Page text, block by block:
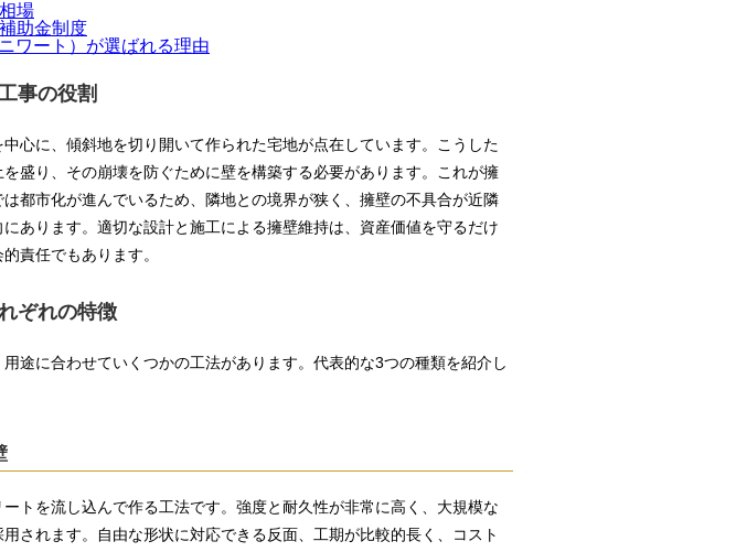
場
助金制度
ワート）が選ばれる理由
事の役割
心に、傾斜地を切り開いて作られた宅地が点在しています。こうした
盛り、その崩壊を防ぐために壁を構築する必要があります。これが擁
都市化が進んでいるため、隣地との境界が狭く、擁壁の不具合が近隣
あります。適切な設計と施工による擁壁維持は、資産価値を守るだけ
責任でもあります。
ぞれの特徴
途に合わせていくつかの工法があります。代表的な3つの種類を紹介し
トを流し込んで作る工法です。強度と耐久性が非常に高く、大規模な
されます。自由な形状に対応できる反面、工期が比較的長く、コスト